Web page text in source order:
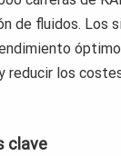
de fluidos. Los
reducir los
clave